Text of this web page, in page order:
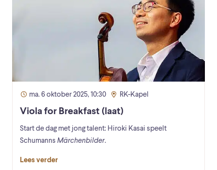
ma. 6 oktober 2025, 10:30 RK-Kapel
Viola for Breakfast (laat)
Start de dag met jong talent: Hiroki Kasai speelt
Schumanns Märchenbilder.
Lees verder